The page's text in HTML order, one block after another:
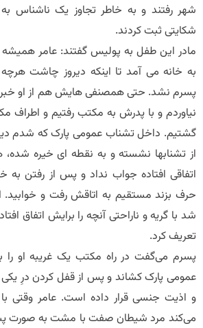
شهر رفتند و به خاطر تجاوز یک
شکایتی ثبت کردند.
مادر این طفل به پولیس گفتند: عامر
به خانه می آمد تا اینکه دیروز چاشت
پسرم نشد. حتی همصنفی هایش هم از او
نیاوردم و با پدرش به مکتب رفتیم و اطراف
گشتیم. داخل تشناب عمومی پارک که شدم
از تشنابها نشسته و به نقطه ای خیره
اتفاقی افتاده جواب نداد و پس از رفتن به
حرف بزند مستقیم به اتاقش رفت و خوابید.
شد با گریه و ناراحتی آنچه را برایش اتفاق
تعریف کرد.
پسرم می‌گفت در راه مکتب یک غریبه او را
عمومی پارک کشاند و پس از قفل کردن درِ یکی از
و اذیت جنسی قرار داده است. عامر وقتی با
می‌کند مرد شیطان صفت با مشت به صورت